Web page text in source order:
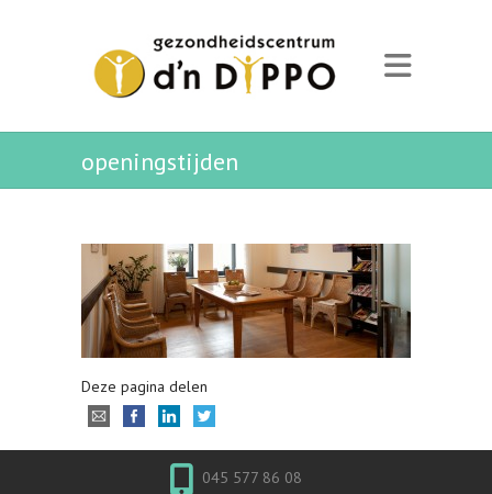
openingstijden
Deze pagina delen
045 577 86 08